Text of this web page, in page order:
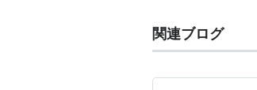
関連ブログ